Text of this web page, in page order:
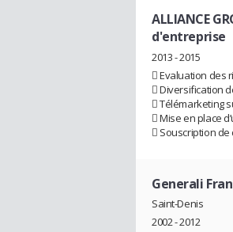
ALLIANCE
d'entreprise
2013 - 2015
 Evaluation des
 Diversification
 Télémarketing
 Mise en place
 Souscription
Generali
Saint-Denis
2002 - 2012